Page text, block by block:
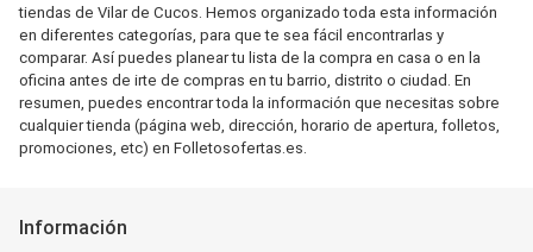
tiendas de Vilar de Cucos. Hemos organizado toda esta información
en diferentes categorías, para que te sea fácil encontrarlas y
comparar. Así puedes planear tu lista de la compra en casa o en la
oficina antes de irte de compras en tu barrio, distrito o ciudad. En
resumen, puedes encontrar toda la información que necesitas sobre
cualquier tienda (página web, dirección, horario de apertura, folletos,
promociones, etc) en Folletosofertas.es.
Información